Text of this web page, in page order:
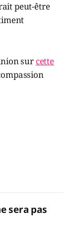
peut-être
sur cette
sera pas